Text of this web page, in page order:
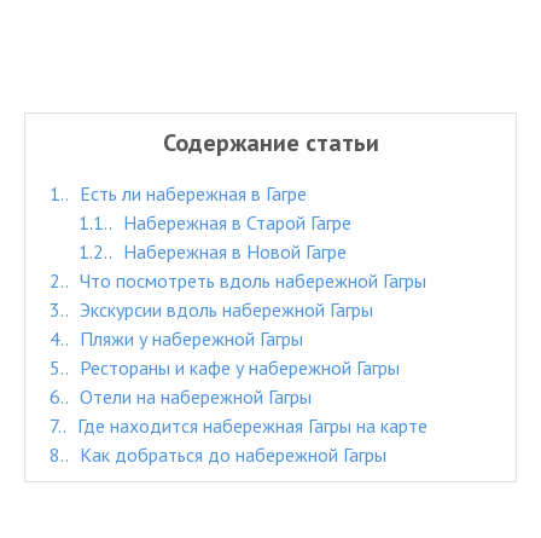
Содержание статьи
1.
Есть ли набережная в Гагре
1.1.
Набережная в Старой Гагре
1.2.
Набережная в Новой Гагре
2.
Что посмотреть вдоль набережной Гагры
3.
Экскурсии вдоль набережной Гагры
4.
Пляжи у набережной Гагры
5.
Рестораны и кафе у набережной Гагры
6.
Отели на набережной Гагры
7.
Где находится набережная Гагры на карте
8.
Как добраться до набережной Гагры